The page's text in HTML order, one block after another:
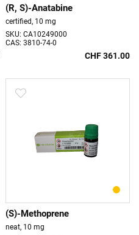
(R, S)-Anatabine
certified, 10 mg
SKU: CA10249000
CAS: 3810-74-0
CHF 361.00
(S)-Methoprene
neat, 10 mg